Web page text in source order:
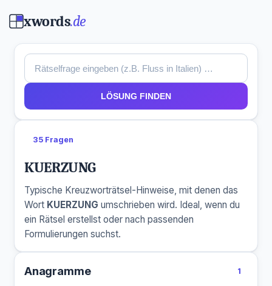
xwords.de
LÖSUNG FINDEN
35 Fragen
KUERZUNG
Typische Kreuzworträtsel-Hinweise, mit denen das
Wort KUERZUNG umschrieben wird. Ideal, wenn du
ein Rätsel erstellst oder nach passenden
Formulierungen suchst.
Anagramme 1